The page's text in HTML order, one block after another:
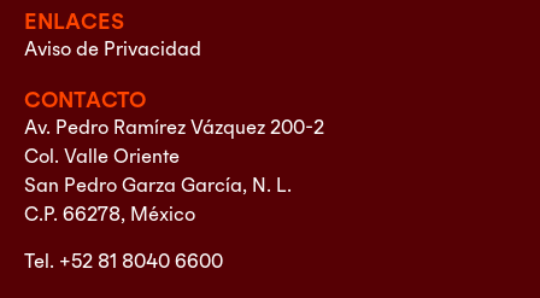
ENLACES
Aviso de Privacidad
CONTACTO
Av. Pedro Ramírez Vázquez 200-2
Col. Valle Oriente
San Pedro Garza García, N. L.
C.P. 66278, México
Tel. +52 81 8040 6600